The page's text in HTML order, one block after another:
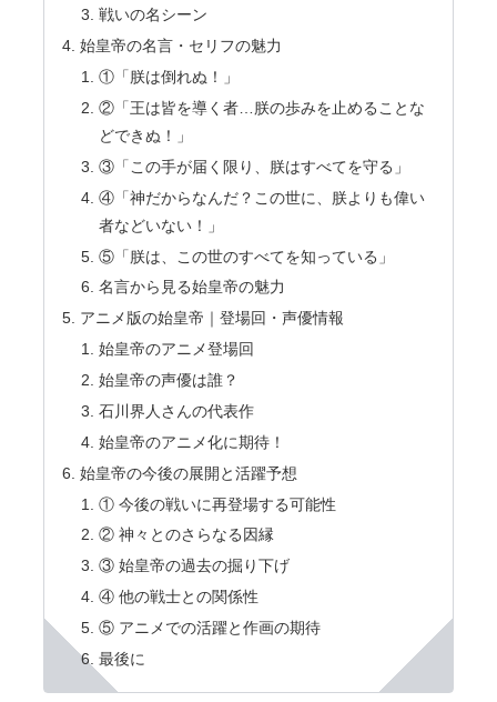
戦いの名シーン
始皇帝の名言・セリフの魅力
①「朕は倒れぬ！」
②「王は皆を導く者…朕の歩みを止めることな
どできぬ！」
③「この手が届く限り、朕はすべてを守る」
④「神だからなんだ？この世に、朕よりも偉い
者などいない！」
⑤「朕は、この世のすべてを知っている」
名言から見る始皇帝の魅力
アニメ版の始皇帝｜登場回・声優情報
始皇帝のアニメ登場回
始皇帝の声優は誰？
石川界人さんの代表作
始皇帝のアニメ化に期待！
始皇帝の今後の展開と活躍予想
① 今後の戦いに再登場する可能性
② 神々とのさらなる因縁
③ 始皇帝の過去の掘り下げ
④ 他の戦士との関係性
⑤ アニメでの活躍と作画の期待
最後に